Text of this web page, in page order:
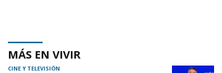
MÁS EN VIVIR
CINE Y TELEVISIÓN